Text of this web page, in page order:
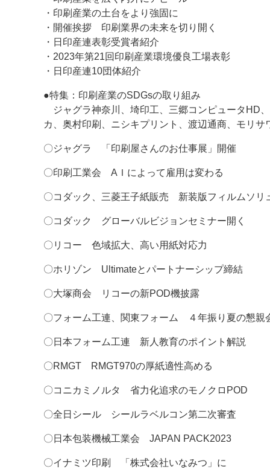
・印刷産業の土台をより強固に
・開催挨拶 印刷業界の未来を切り開く
・日印産連表彰受賞者紹介
・2023年第21回印刷産業環境優良工場表彰
・日印産連10団体紹介
●特集：印刷産業のSDGsの取り組み
ジャグラ神奈川、埼印工、三郷コンピュータHD
カ、奥村印刷、ニシキプリント、渡辺通商、モリサ
〇ジャグラ 「印刷屋さんのお仕事展」開催
〇印刷工業会 AＩによって雇用は変わる
〇コダック、三菱王子紙販売 新装版フィルムソリ
〇コダック グローバルビジョンセミナー開く
〇リコー 色域拡大、高い用紙対応力
〇ホリゾン Ultimateとパートナーシップ締結
〇大塚商会 リコーの新POD機披露
〇フォーム工連、関東フォーム ４年振り夏の懇親
〇日本フォーム工連 新人教育のポイント解説
〇RMGT RMGT970の厚紙適性高める
〇コニカミノルタ 省力化追求のモノクロPOD
〇全日シール シールラベルコン第二次審査
〇日本包装機械工業会 JAPAN PACK2023
〇イナミツ印刷 「株式会社いなみつ」に